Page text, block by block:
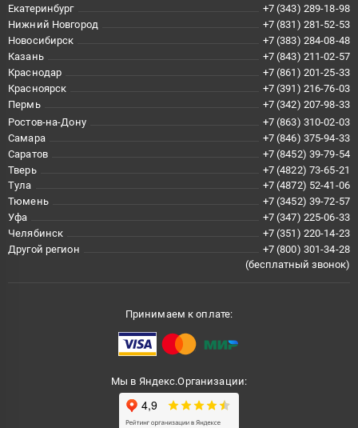
Екатеринбург
+7 (343) 289-18-98
Нижний Новгород
+7 (831) 281-52-53
Новосибирск
+7 (383) 284-08-48
Казань
+7 (843) 211-02-57
Краснодар
+7 (861) 201-25-33
Красноярск
+7 (391) 216-76-03
Пермь
+7 (342) 207-98-33
Ростов-на-Дону
+7 (863) 310-02-03
Самара
+7 (846) 375-94-33
Саратов
+7 (8452) 39-79-54
Тверь
+7 (4822) 73-65-21
Тула
+7 (4872) 52-41-06
Тюмень
+7 (3452) 39-72-57
Уфа
+7 (347) 225-06-33
Челябинск
+7 (351) 220-14-23
Другой регион
+7 (800) 301-34-28
(бесплатный звонок)
Принимаем к оплате:
Мы в Яндекс.Организации: